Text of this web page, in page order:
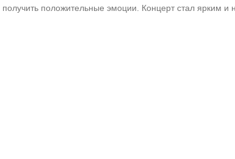
получить положительные эмоции. Концерт стал ярким